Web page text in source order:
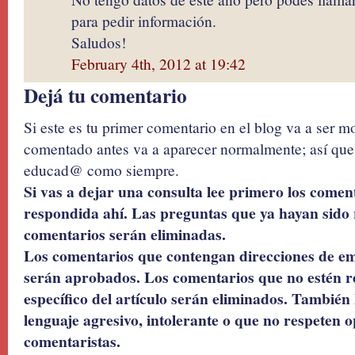
para pedir información.
Saludos!
February 4th, 2012 at 19:42
Dejá tu comentario
Si este es tu primer comentario en el blog va a ser
comentado antes va a aparecer normalmente; así
educad@ como siempre.
Si vas a dejar una consulta lee primero los
respondida ahí. Las preguntas que ya hayan
comentarios serán eliminadas.
Los comentarios que contengan direcciones de
serán aprobados. Los comentarios que no estén
específico del artículo serán eliminados.
lenguaje agresivo, intolerante o que no respeten
comentaristas.